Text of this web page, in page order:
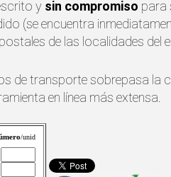
y sin compromiso para
(se encuentra
de las localidades del
de transporte sobrepasa la
en línea más extensa.
/unid